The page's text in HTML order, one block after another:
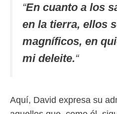
“En cuanto a los
en la tierra, ellos
magníficos, en
mi deleite.“
Aquí, David expresa su